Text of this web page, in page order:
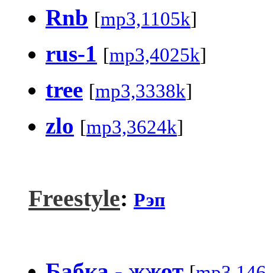
Rnb [mp3,1105k]
rus-1 [mp3,4025k]
tree [mp3,3338k]
zlo [mp3,3624k]
Freestyle: Рэп